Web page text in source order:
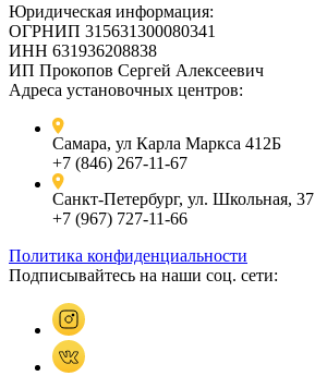
Юридическая информация:
ОГРНИП 315631300080341
ИНН 631936208838
ИП Прокопов Сергей Алексеевич
Адреса установочных центров:
Самара, ул Карла Маркса 412Б
+7 (846) 267-11-67
Санкт-Петербург, ул. Школьная, 37
+7 (967) 727-11-66
Политика конфиденциальности
Подписывайтесь на наши соц. сети: